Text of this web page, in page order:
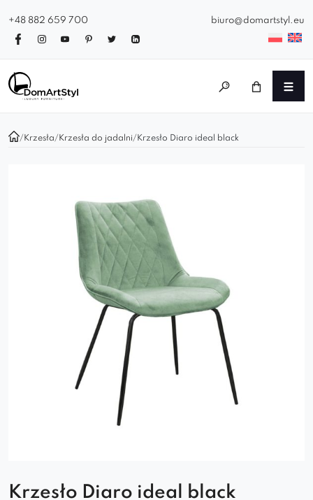
+48 882 659 700 biuro@domartstyl.eu
/ Krzesła/ Krzesła do jadalni/ Krzesło Diaro ideal black
Krzesło Diaro ideal black